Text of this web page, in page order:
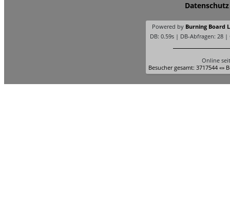
Datenschutz
Powered by Burning Board
DB: 0.59s | DB-Abfragen: 28 |
Online
Besucher gesamt: 3717544 «»